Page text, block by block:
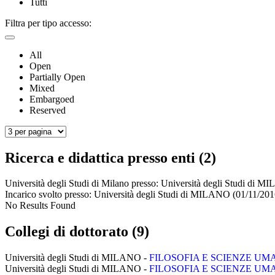
Filtra per tipo accesso:
All
Open
Partially Open
Mixed
Embargoed
Reserved
Ricerca e didattica presso enti (2)
Università degli Studi di Milano presso: Università degli Studi di
Incarico svolto presso: Università degli Studi di MILANO (01/11/
No Results Found
Collegi di dottorato (9)
Università degli Studi di MILANO - FILOSOFIA E SCIENZE
Università degli Studi di MILANO - FILOSOFIA E SCIENZE